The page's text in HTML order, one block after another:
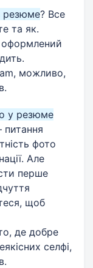
резюме? Все
та як.
оформлений
можливо,
у резюме
фото
Але
перше
щоб
де добре
селфі,